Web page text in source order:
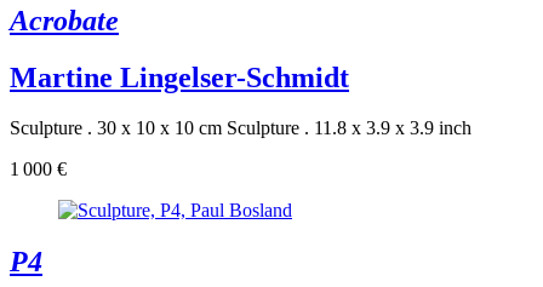
Acrobate
Martine Lingelser-Schmidt
Sculpture . 30 x 10 x 10 cm Sculpture . 11.8 x 3.9 x 3.9 inch
1 000 €
P4